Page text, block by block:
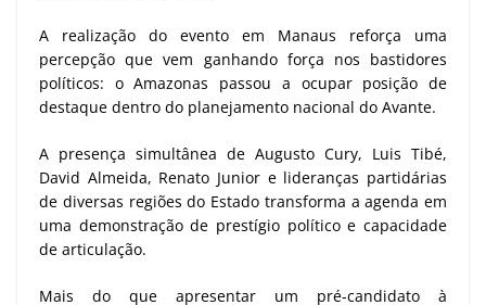
A realização do evento em Manaus reforça uma
percepção que vem ganhando força nos bastidores
políticos: o Amazonas passou a ocupar posição de
destaque dentro do planejamento nacional do Avante.
A presença simultânea de Augusto Cury, Luis Tibé,
David Almeida, Renato Junior e lideranças partidárias
de diversas regiões do Estado transforma a agenda em
uma demonstração de prestígio político e capacidade
de articulação.
Mais do que apresentar um pré-candidato à